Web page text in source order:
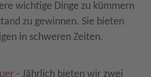
wichtige Dinge zu kümmern
zu gewinnen. Sie bieten
in schweren Zeiten.
- Jährlich bieten wir zwei